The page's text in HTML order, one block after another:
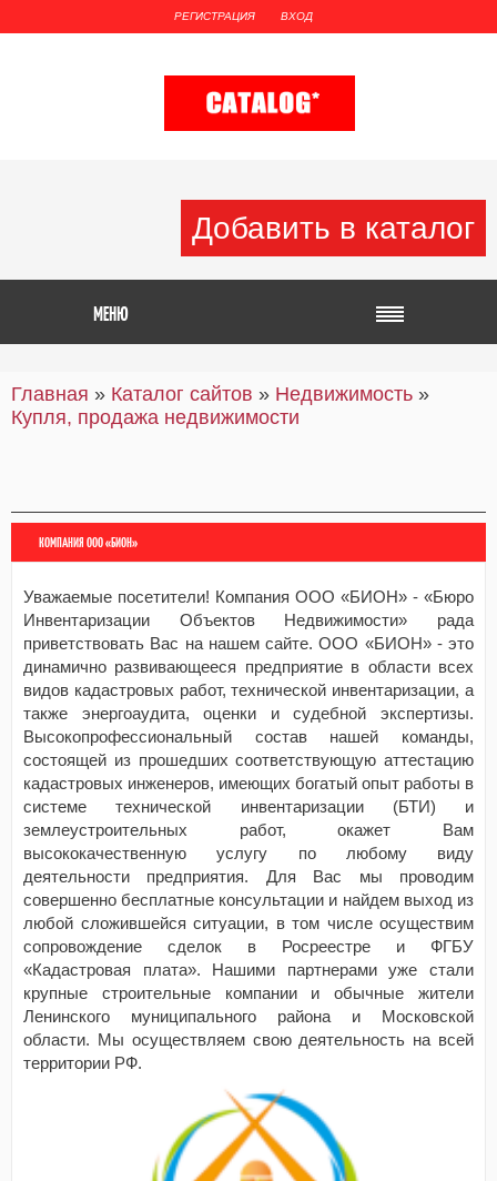
РЕГИСТРАЦИЯ ВХОД
Добавить в каталог
Главная » Каталог сайтов » Недвижимость »
Купля, продажа недвижимости
КОМПАНИЯ ООО «БИОН»
Уважаемые посетители! Компания ООО «БИОН» - «Бюро
Инвентаризации Объектов Недвижимости» рада
приветствовать Вас на нашем сайте. ООО «БИОН» - это
динамично развивающееся предприятие в области всех
видов кадастровых работ, технической инвентаризации, а
также энергоаудита, оценки и судебной экспертизы.
Высокопрофессиональный состав нашей команды,
состоящей из прошедших соответствующую аттестацию
кадастровых инженеров, имеющих богатый опыт работы в
системе технической инвентаризации (БТИ) и
землеустроительных работ, окажет Вам
высококачественную услугу по любому виду
деятельности предприятия. Для Вас мы проводим
совершенно бесплатные консультации и найдем выход из
любой сложившейся ситуации, в том числе осуществим
сопровождение сделок в Росреестре и ФГБУ
«Кадастровая плата». Нашими партнерами уже стали
крупные строительные компании и обычные жители
Ленинского муниципального района и Московской
области. Мы осуществляем свою деятельность на всей
территории РФ.